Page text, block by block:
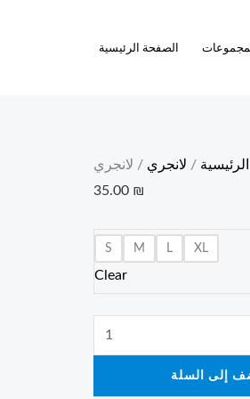
الصفحة الرئيسية
الرئيسية / لانجري / لانجري
35.00 ₪
S M L XL
Clear
إلى السلة